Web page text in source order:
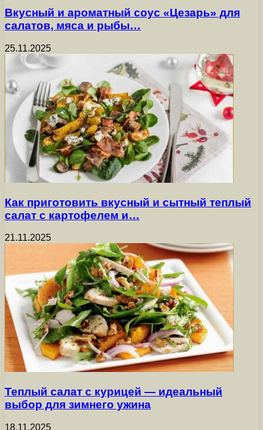
Вкусный и ароматный соус «Цезарь» для
салатов, мяса и рыбы…
25.11.2025
Как приготовить вкусный и сытный теплый
салат с картофелем и…
21.11.2025
Теплый салат с курицей — идеальный
выбор для зимнего ужина
18.11.2025